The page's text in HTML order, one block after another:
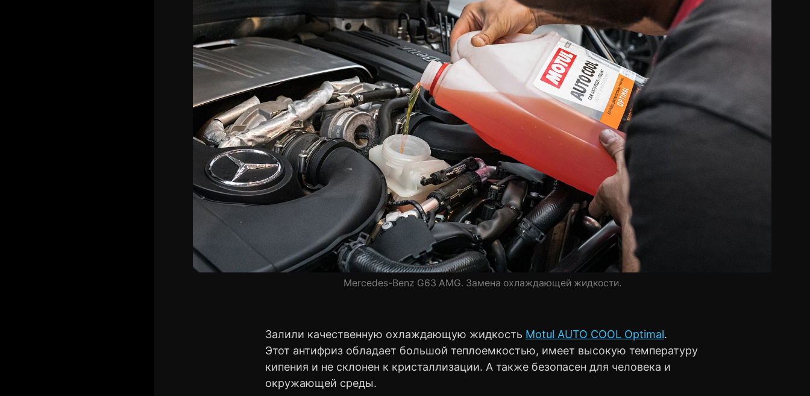
Mercedes-Benz G63 AMG. Замена охлаждающей жидкости.
Залили качественную охлаждающую жидкость Motul AUTO COOL Optimal.
Этот антифриз обладает большой теплоемкостью, имеет высокую температуру
кипения и не склонен к кристаллизации. А также безопасен для человека и
окружающей среды.